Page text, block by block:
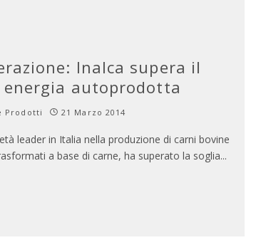
Inalca supera il
energia autoprodotta
Prodotti 21 Marzo 2014
leader in Italia nella produzione di carni bovine
a base di carne, ha superato la soglia...